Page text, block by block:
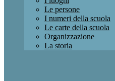
Le persone
I numeri della scuola
Le carte della scuola
Organizzazione
La storia